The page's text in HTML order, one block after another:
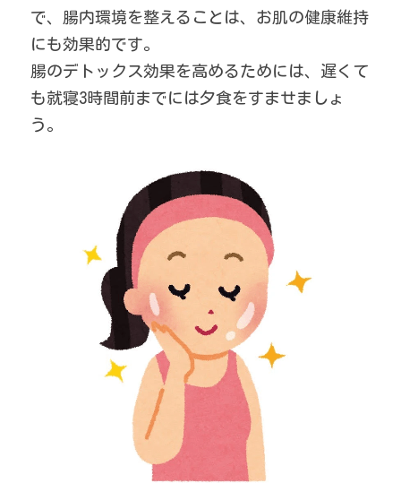
で、腸内環境を整えることは、お肌の健康維持
にも効果的です。
腸のデトックス効果を高めるためには、遅くて
も就寝3時間前までには夕食をすませましょ
う。